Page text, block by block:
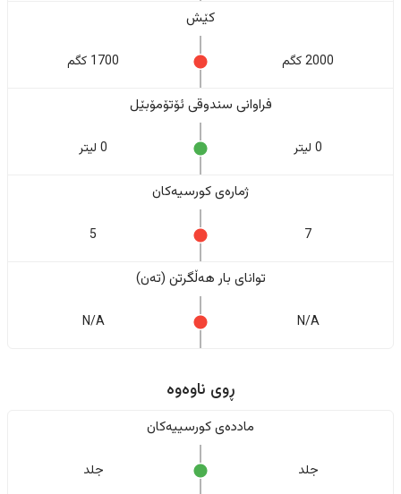
کێش
2000 کگم 1700 کگم
فراوانی سندوقی ئۆتۆمۆبێل
0 لیتر 0 لیتر
ژمارەی کورسیەکان
7
5
تواناى بار هەڵگرتن (تەن)
N/A
N/A
ڕوی ناوەوە
ماددەی کورسییەکان
جلد جلد